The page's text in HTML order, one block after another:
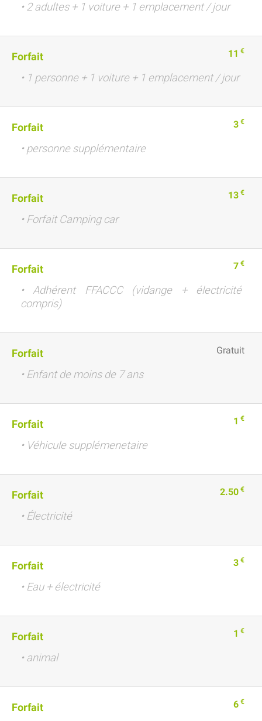
• 2 adultes + 1 voiture + 1 emplacement / jour
Forfait 11 €
• 1 personne + 1 voiture + 1 emplacement / jour
Forfait 3 €
• personne supplémentaire
Forfait 13 €
• Forfait Camping car
Forfait 7 €
• Adhérent FFACCC (vidange + électricité
compris)
Forfait Gratuit
• Enfant de moins de 7 ans
Forfait 1 €
• Véhicule supplémenetaire
Forfait 2.50 €
• Électricité
Forfait 3 €
• Eau + électricité
Forfait 1 €
• animal
Forfait 6 €